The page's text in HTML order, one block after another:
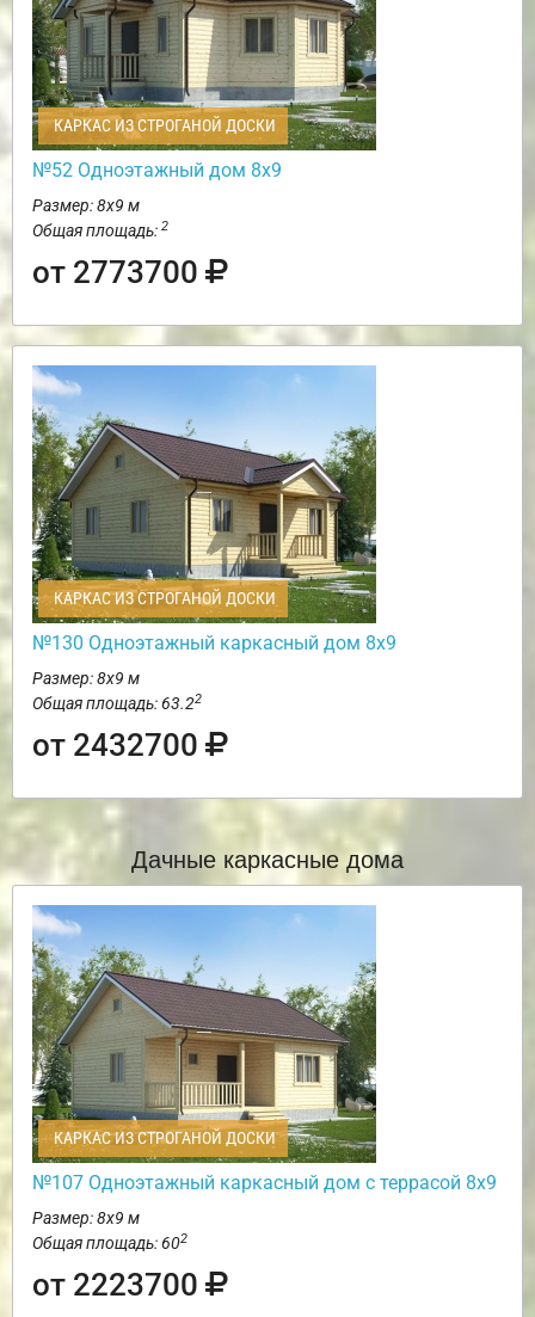
КАРКАС ИЗ СТРОГАНОЙ ДОСКИ
№52 Одноэтажный дом 8х9
Размер: 8х9 м
Общая площадь: 2
от 2773700
КАРКАС ИЗ СТРОГАНОЙ ДОСКИ
№130 Одноэтажный каркасный дом 8х9
Размер: 8х9 м
Общая площадь: 63.22
от 2432700
Дачные каркасные дома
КАРКАС ИЗ СТРОГАНОЙ ДОСКИ
№107 Одноэтажный каркасный дом с террасой 8х9
Размер: 8х9 м
Общая площадь: 602
от 2223700